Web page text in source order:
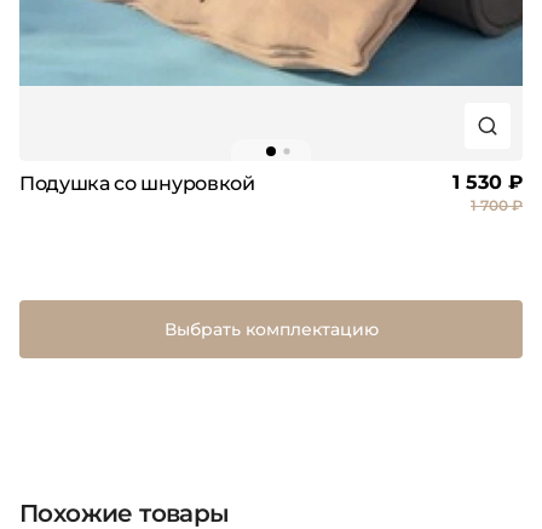
Подушка со шнуровкой 1 530 ₽
1 700 ₽
Выбрать комплектацию
Похожие товары